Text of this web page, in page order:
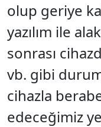
olup geriye
yazılım ile
sonrası
vb. gibi
cihazla
edeceğimiz